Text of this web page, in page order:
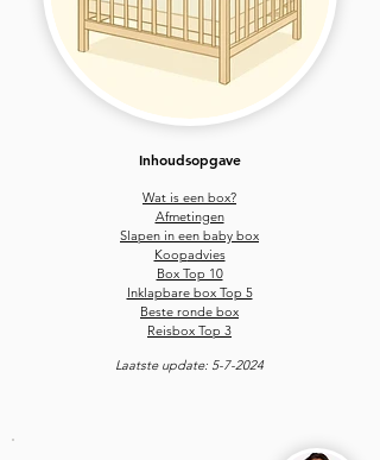
Inhoudsopgave
Wat is een box?
Afmetingen
Slapen in een baby box
Koopadvies
Box Top 10
Inklapbare box Top 5
Beste ronde box
Reisbox Top 3
Laatste update: 5-7-2024